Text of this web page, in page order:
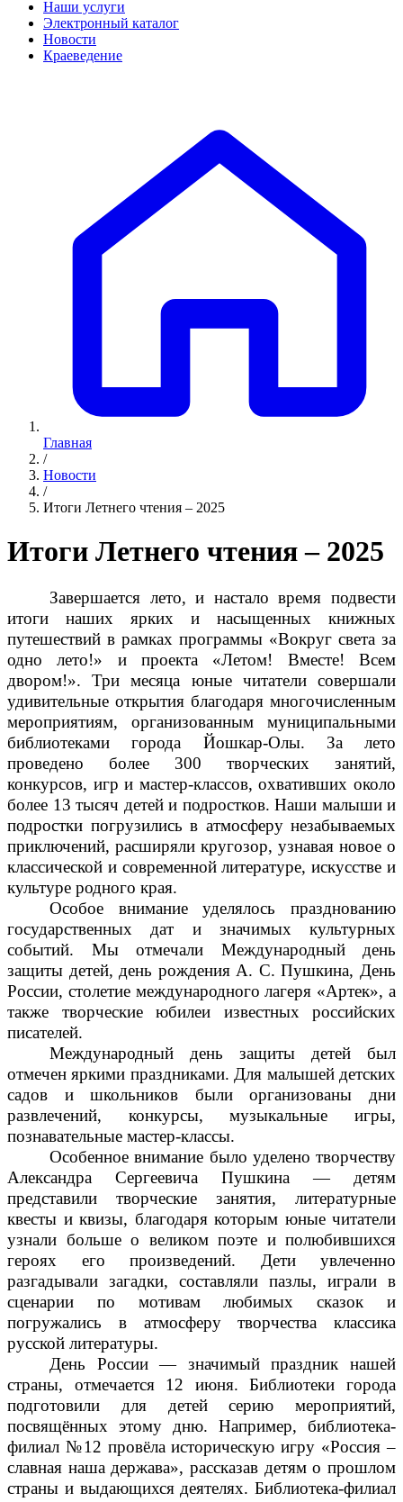
Наши услуги
Электронный каталог
Новости
Краеведение
Главная
/
Новости
/
Итоги Летнего чтения – 2025
Итоги Летнего чтения – 2025
Завершается лето, и настало время подвести
итоги наших ярких и насыщенных книжных
путешествий в рамках программы «Вокруг света за
одно лето!» и проекта «Летом! Вместе! Всем
двором!». Три месяца юные читатели совершали
удивительные открытия благодаря многочисленным
мероприятиям, организованным муниципальными
библиотеками города Йошкар-Олы. За лето
проведено более 300 творческих занятий,
конкурсов, игр и мастер-классов, охвативших около
более 13 тысяч детей и подростков. Наши малыши и
подростки погрузились в атмосферу незабываемых
приключений, расширяли кругозор, узнавая новое о
классической и современной литературе, искусстве и
культуре родного края.
Особое внимание уделялось празднованию
государственных дат и значимых культурных
событий. Мы отмечали Международный день
защиты детей, день рождения А. С. Пушкина, День
России, столетие международного лагеря «Артек», а
также творческие юбилеи известных российских
писателей.
Международный день защиты детей был
отмечен яркими праздниками. Для малышей детских
садов и школьников были организованы дни
развлечений, конкурсы, музыкальные игры,
познавательные мастер-классы.
Особенное внимание было уделено творчеству
Александра Сергеевича Пушкина — детям
представили творческие занятия, литературные
квесты и квизы, благодаря которым юные читатели
узнали больше о великом поэте и полюбившихся
героях его произведений. Дети увлеченно
разгадывали загадки, составляли пазлы, играли в
сценарии по мотивам любимых сказок и
погружались в атмосферу творчества классика
русской литературы.
День России — значимый праздник нашей
страны, отмечается 12 июня. Библиотеки города
подготовили для детей серию мероприятий,
посвящённых этому дню. Например, библиотека-
филиал №12 провёла историческую игру «Россия –
славная наша держава», рассказав детям о прошлом
страны и выдающихся деятелях. Библиотека-филиал